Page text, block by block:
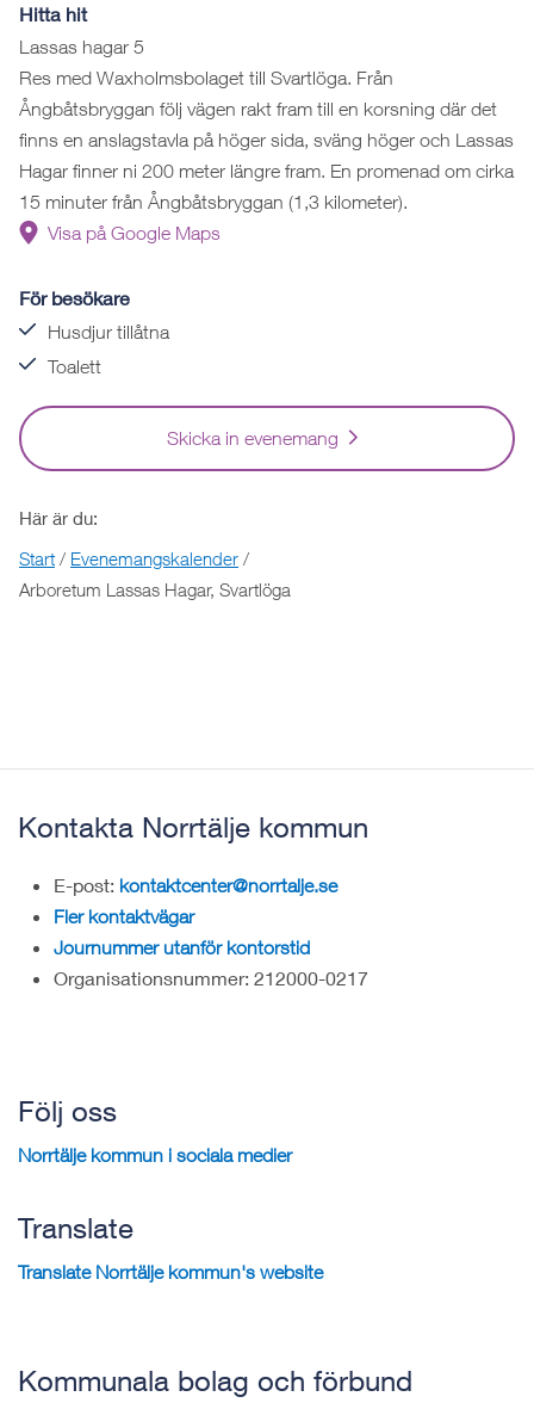
Hitta hit
Lassas hagar 5
Res med Waxholmsbolaget till Svartlöga. Från
Ångbåtsbryggan följ vägen rakt fram till en korsning där det
finns en anslagstavla på höger sida, sväng höger och Lassas
Hagar finner ni 200 meter längre fram. En promenad om cirka
15 minuter från Ångbåtsbryggan (1,3 kilometer).
Visa på Google Maps
För besökare
Husdjur tillåtna
Toalett
Skicka in evenemang
Här är du:
Start / Evenemangskalender /
Arboretum Lassas Hagar, Svartlöga
Kontakta Norrtälje kommun
E-post: kontaktcenter@norrtalje.se
Fler kontaktvägar
Journummer utanför kontorstid
Organisationsnummer: 212000-0217
Följ oss
Norrtälje kommun i sociala medier
Translate
Translate Norrtälje kommun's website
Kommunala bolag och förbund